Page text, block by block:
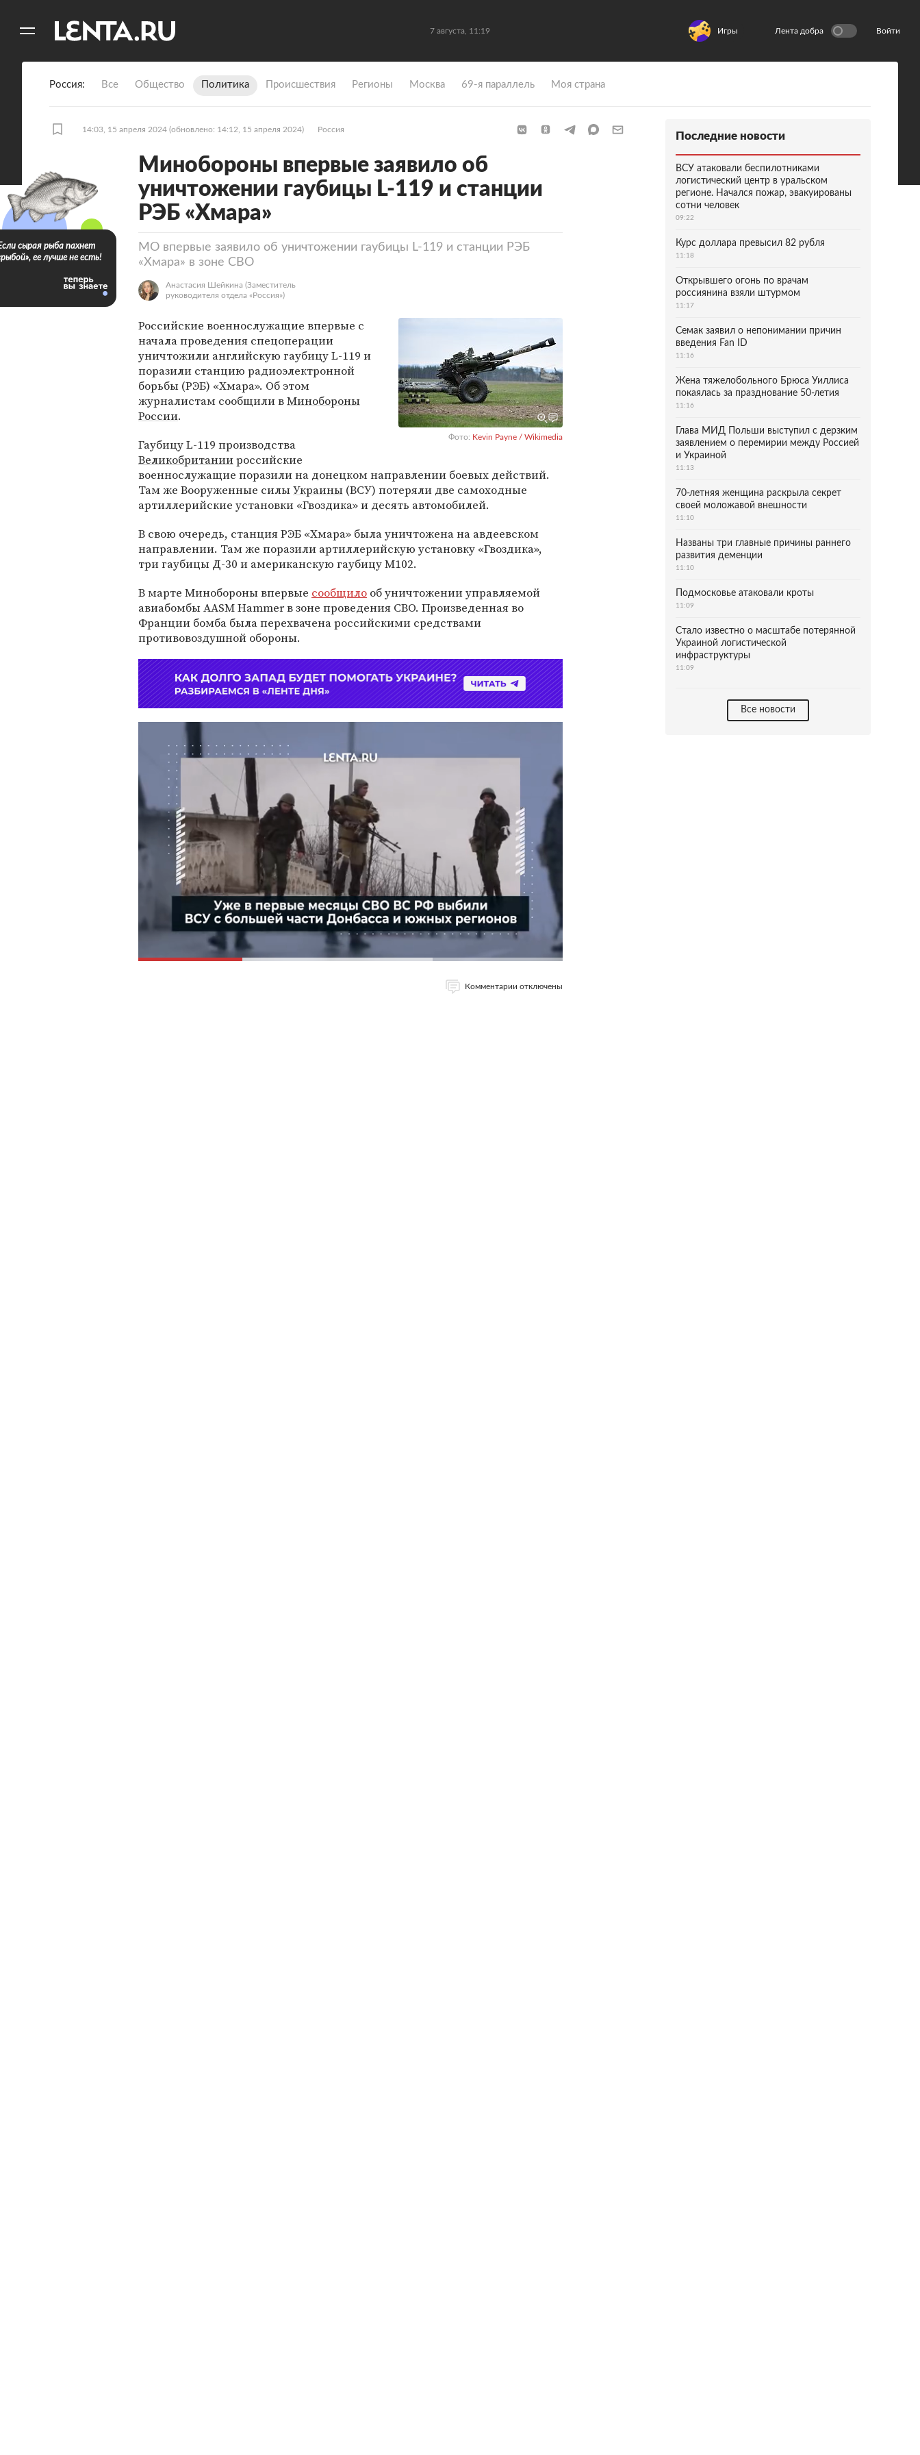
7 августа, 11:19 Игры Лента добра Войти
Россия Все Общество Политика Происшествия Регионы Москва 69-я параллель Моя страна
14:03, 15 апреля 2024 (обновлено: 14:12, 15 апреля 2024) Россия
Минобороны впервые заявило об
уничтожении гаубицы L-119 и станции
РЭБ «Хмара»
МО впервые заявило об уничтожении гаубицы L-119 и станции РЭБ
«Хмара» в зоне СВО
Анастасия Шейкина (Заместитель
руководителя отдела «Россия»)
Фото: Kevin Payne / Wikimedia
Российские военнослужащие впервые с
начала проведения спецоперации
уничтожили английскую гаубицу L-119 и
поразили станцию радиоэлектронной
борьбы (РЭБ) «Хмара». Об этом
журналистам сообщили вМинобороны
России.
Гаубицу L-119 производства
Великобританиироссийские
военнослужащие поразили на донецком направлении боевых действий.
Там же Вооруженные силыУкраины (ВСУ) потеряли две самоходные
артиллерийские установки «Гвоздика» и десять автомобилей.
В свою очередь, станция РЭБ «Хмара» была уничтожена на авдеевском
направлении. Там же поразили артиллерийскую установку «Гвоздика»,
три гаубицы Д-30 и американскую гаубицу М102.
В марте Минобороны впервые сообщило об уничтожении управляемой
авиабомбы AASM Hammer в зоне проведения СВО. Произведенная во
Франции бомба была перехвачена российскими средствами
противовоздушной обороны.
Комментарии отключены
сырая рыба пахнет
ее лучше не есть!
Последние новости
ВСУ атаковали беспилотниками
логистический центр в уральском
регионе. Начался пожар, эвакуированы
сотни человек
09:22
Курс доллара превысил 82 рубля
11:18
Открывшего огонь по врачам
россиянина взяли штурмом
11:17
Семак заявил о непонимании причин
введения Fan ID
11:16
Жена тяжелобольного Брюса Уиллиса
покаялась за празднование 50-летия
11:16
Глава МИД Польши выступил с дерзким
заявлением о перемирии между Россией
и Украиной
11:13
70-летняя женщина раскрыла секрет
своей моложавой внешности
11:10
Названы три главные причины раннего
развития деменции
11:10
Подмосковье атаковали кроты
11:09
Стало известно о масштабе потерянной
Украиной логистической
инфраструктуры
11:09
Все новости